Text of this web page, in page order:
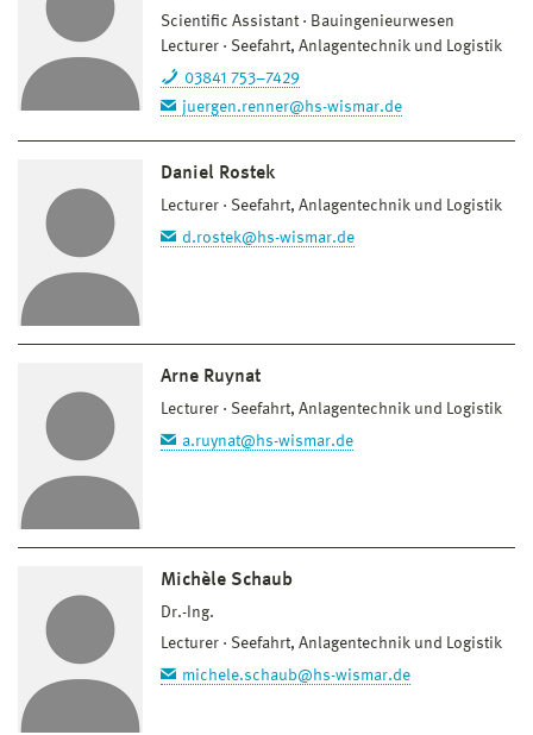
Scientific Assistant
Bauingenieurwesen
Lecturer
Seefahrt, Anlagentechnik und Logistik
03841 753–7429
juergen.renner@hs-wismar.de
Daniel Rostek
Lecturer
Seefahrt, Anlagentechnik und Logistik
d.rostek@hs-wismar.de
Arne Ruynat
Lecturer
Seefahrt, Anlagentechnik und Logistik
a.ruynat@hs-wismar.de
Michèle Schaub
Dr.-Ing.
Lecturer
Seefahrt, Anlagentechnik und Logistik
michele.schaub@hs-wismar.de